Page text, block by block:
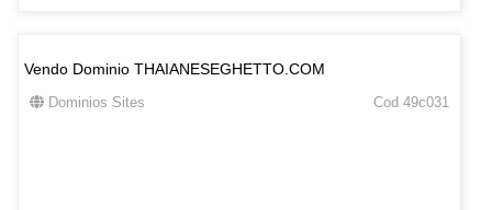
Vendo Dominio THAIANESEGHETTO.COM
Dominios Sites Cod 49c031